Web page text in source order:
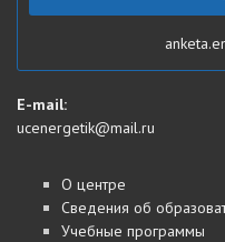
E-mail:
ucenergetik@mail.ru
О центре
Сведения об
Учебные программы